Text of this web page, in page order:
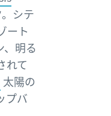
シテ
ート
、明る
れて
太陽の
プバ